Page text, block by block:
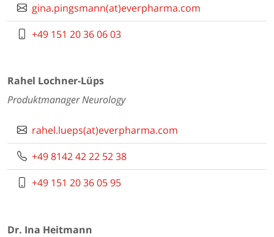
gina.pingsmann(at)everpharma.com
+49 151 20 36 06 03
Rahel Lochner-Lüps
Produktmanager Neurology
rahel.lueps(at)everpharma.com
+49 8142 42 22 52 38
+49 151 20 36 05 95
Dr. Ina Heitmann